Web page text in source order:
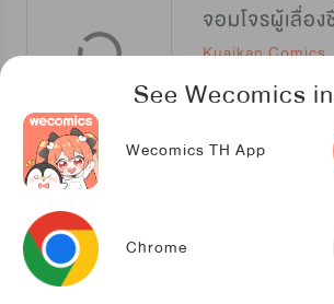
See Wecomics
Wecomics TH App
Chrome
จอมโจรผู้เลื่อง
Kuaikan Comics
หวนชีวิต เกิด